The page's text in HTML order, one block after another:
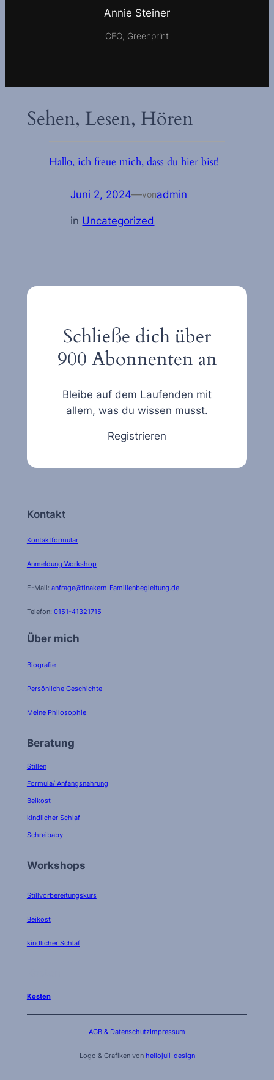
Annie Steiner
CEO, Greenprint
Sehen, Lesen, Hören
Hallo, ich freue mich, dass du hier bist!
Juni 2, 2024—vonadmin
in Uncategorized
Schließe dich über
900 Abonnenten an
Bleibe auf dem Laufenden mit
allem, was du wissen musst.
Registrieren
Kontakt
Kontaktformular
Anmeldung Workshop
E-Mail: anfrage@tinakern-Familienbegleitung.de
Telefon: 0151-41321715
Über mich
Biografie
Persönliche Geschichte
Meine Philosophie
Beratung
Stillen
Formula/ Anfangsnahrung
Beikost
kindlicher Schlaf
Schreibaby
Workshops
Stillvorbereitungskurs
Beikost
kindlicher Schlaf
Kosten
AGB & DatenschutzImpressum
Logo & Grafiken von hellojuli-design